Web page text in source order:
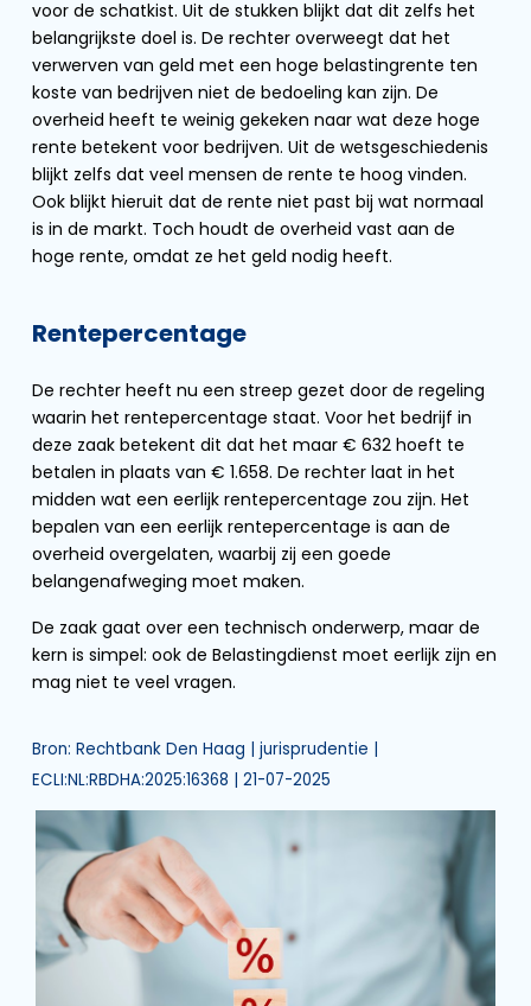
voor de schatkist. Uit de stukken blijkt dat dit zelfs het
belangrijkste doel is. De rechter overweegt dat het
verwerven van geld met een hoge belastingrente ten
koste van bedrijven niet de bedoeling kan zijn. De
overheid heeft te weinig gekeken naar wat deze hoge
rente betekent voor bedrijven. Uit de wetsgeschiedenis
blijkt zelfs dat veel mensen de rente te hoog vinden.
Ook blijkt hieruit dat de rente niet past bij wat normaal
is in de markt. Toch houdt de overheid vast aan de
hoge rente, omdat ze het geld nodig heeft.
Rentepercentage
De rechter heeft nu een streep gezet door de regeling
waarin het rentepercentage staat. Voor het bedrijf in
deze zaak betekent dit dat het maar € 632 hoeft te
betalen in plaats van € 1.658. De rechter laat in het
midden wat een eerlijk rentepercentage zou zijn. Het
bepalen van een eerlijk rentepercentage is aan de
overheid overgelaten, waarbij zij een goede
belangenafweging moet maken.
De zaak gaat over een technisch onderwerp, maar de
kern is simpel: ook de Belastingdienst moet eerlijk zijn en
mag niet te veel vragen.
Bron: Rechtbank Den Haag | jurisprudentie |
ECLI:NL:RBDHA:2025:16368 | 21-07-2025